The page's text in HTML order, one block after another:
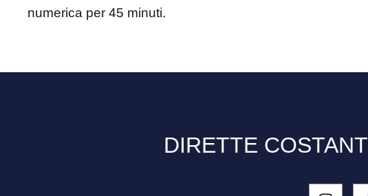
numerica per 45 minuti.
DIRETTE